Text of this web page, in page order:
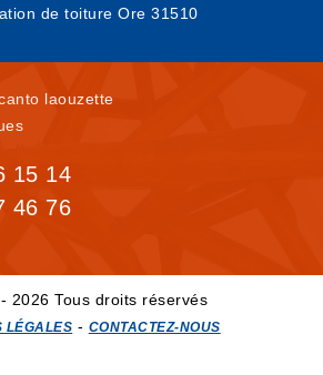
de toiture Ore 31510
laouzette
15 14
46 76
2026 Tous droits réservés
LÉGALES - CONTACTEZ-NOUS